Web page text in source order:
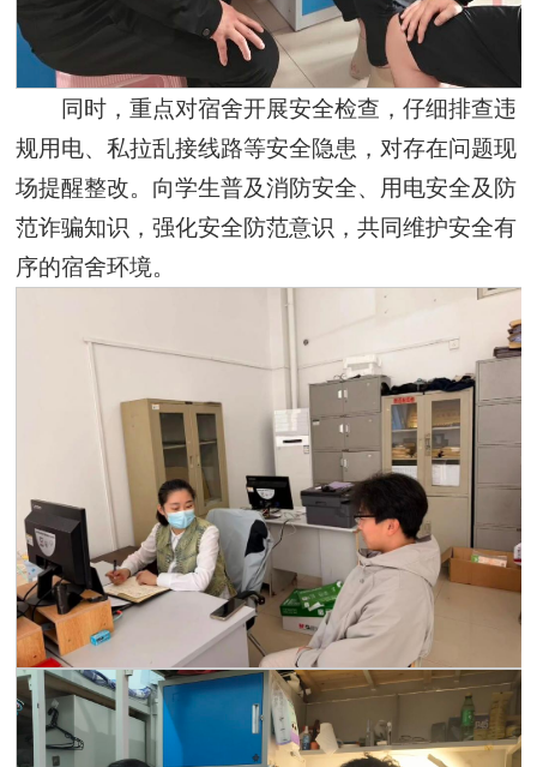
同时，重点对宿舍开展安全检查，仔细排查违
规用电、私拉乱接线路等安全隐患，对存在问题现
场提醒整改。向学生普及消防安全、用电安全及防
范诈骗知识，强化安全防范意识，共同维护安全有
序的宿舍环境。